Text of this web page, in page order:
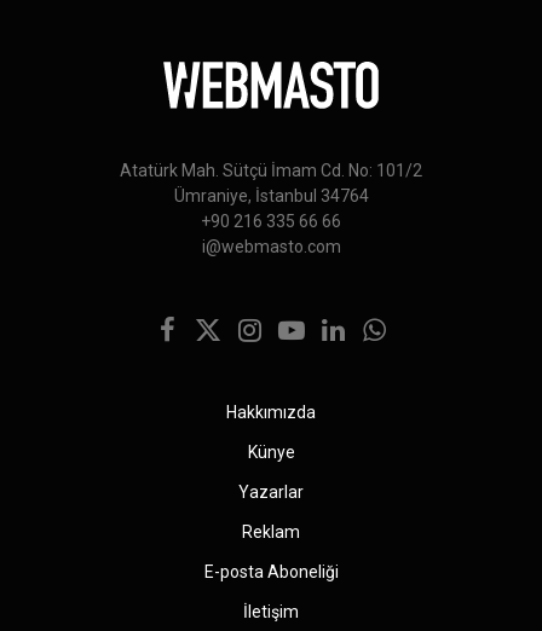
Atatürk Mah. Sütçü İmam Cd. No: 101/2
Ümraniye, İstanbul 34764
+90 216 335 66 66
i@webmasto.com
Facebook
X
Instagram
YouTubeLinkedInWhatsApp
Hakkımızda
Künye
Yazarlar
Reklam
E-posta Aboneliği
İletişim